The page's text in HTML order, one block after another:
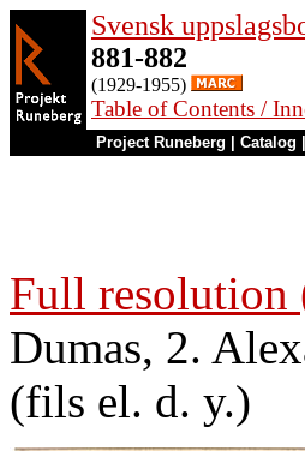
Svensk
881-882
(1929-1955)
Table of Contents /
Project Runeberg Catalog
Full resolution
Dumas, 2.
(fils el. d. y.)